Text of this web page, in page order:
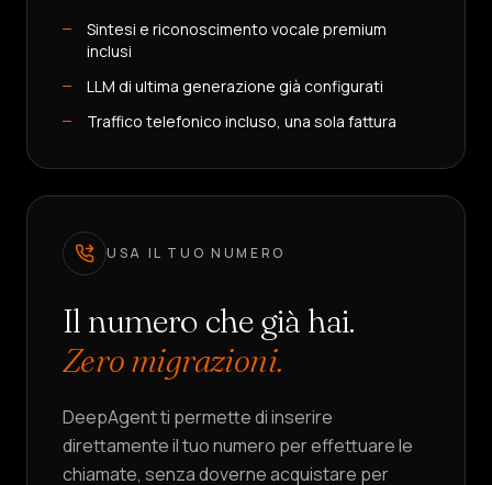
Sintesi e riconoscimento vocale premium
inclusi
LLM di ultima generazione già configurati
Traffico telefonico incluso, una sola fattura
USA IL TUO NUMERO
Il numero che già hai.
Zero migrazioni.
DeepAgent ti permette di inserire
direttamente il tuo numero per effettuare le
chiamate, senza doverne acquistare per